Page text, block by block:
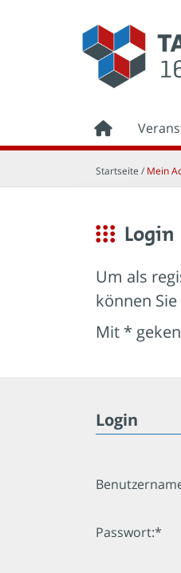
Startseite / Mein
Login
Um als
können
Mit *
Login
Passwort:*